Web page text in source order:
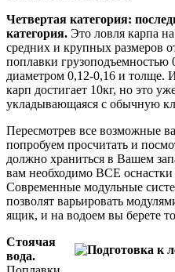
Четвертая категория:
категория. Это ловля карпа
средних и крупных размеров
поплавки грузоподъемностью
диаметром 0,12-0,16 и толще.
карп достигает 10кг, но это
укладывающаяся с обычную
Пересмотрев все возможные
попробуем просчитать и
должно храниться в Вашем
вам необходимо ВСЕ оснастки
Современные модульные
позволят варьировать
ящик, и на водоем вы берете
Стоячая
вода.